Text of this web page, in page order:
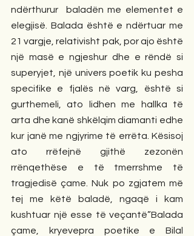
ndërthurur  baladën me elementet e
elegjisë. Balada është e ndërtuar me
21 vargje, relativisht pak, por ajo është
një masë e ngjeshur dhe e rëndë si
superyjet, një univers poetik ku pesha
specifike e fjalës në varg, është si
gurthemeli, ato lidhen me hallka të
arta dhe kanë shkëlqim diamanti edhe
kur janë me ngjyrime të errëta. Kësisoj
ato rrëfejnë gjithë zezonën
rrënqethëse e të tmerrshme të
tragjedisë çame. Nuk po zgjatem më
tej me këtë baladë, ngaqë i kam
kushtuar një esse të veçantë”Balada
çame, kryevepra poetike e Bilal